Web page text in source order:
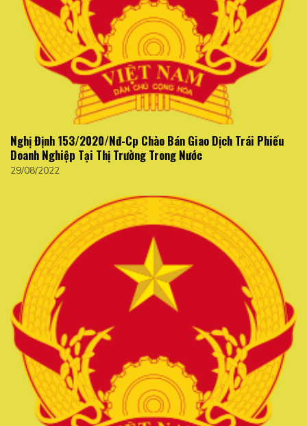
Nghị Định 153/2020/Nđ-Cp Chào Bán Giao Dịch Trái Phiếu
Doanh Nghiệp Tại Thị Trường Trong Nước
29/08/2022